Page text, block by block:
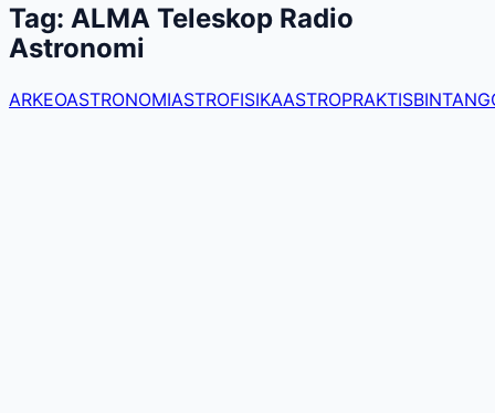
Tag: ALMA Teleskop Radio
Astronomi
ARKEOASTRONOMIASTROFISIKAASTROPRAKTISBINTANG